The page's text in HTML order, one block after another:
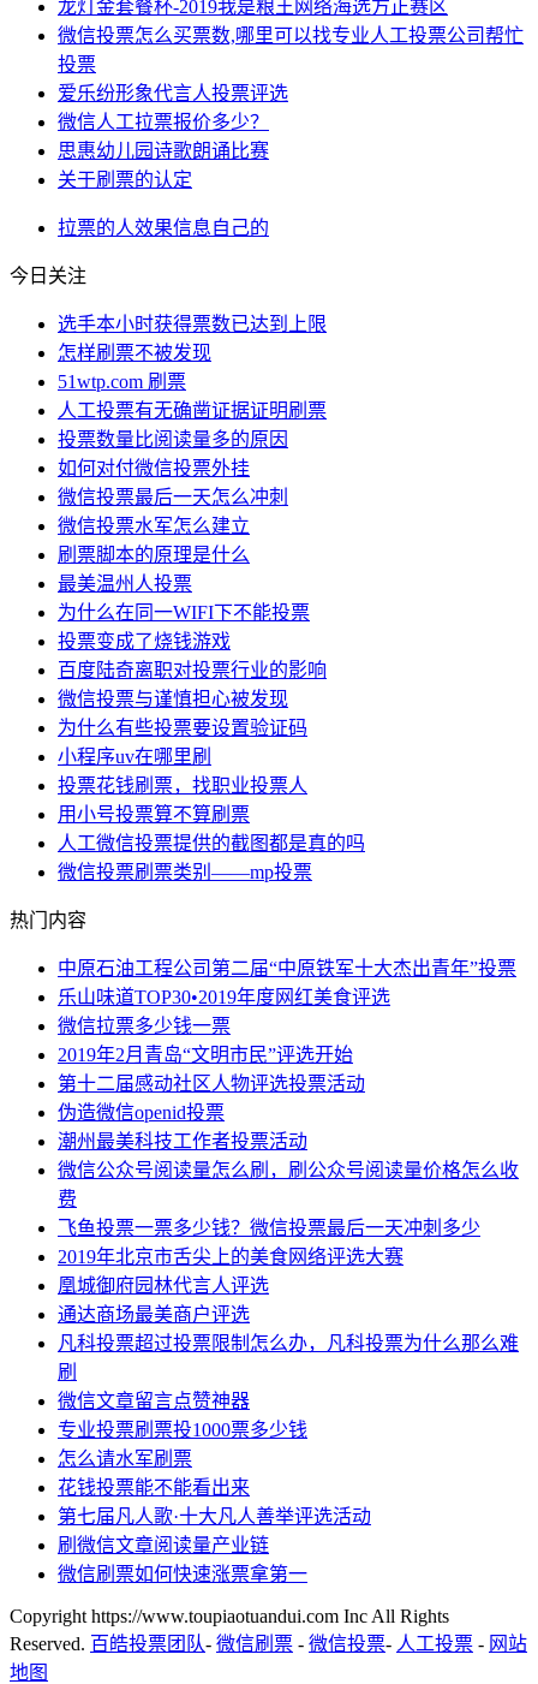
龙灯金套餐杯-2019我是粮王网络海选方正赛区
微信投票怎么买票数,哪里可以找专业人工投票公司帮忙
投票
爱乐纷形象代言人投票评选
微信人工拉票报价多少？
思惠幼儿园诗歌朗诵比赛
关于刷票的认定
拉票的人效果信息自己的
今日关注
选手本小时获得票数已达到上限
怎样刷票不被发现
51wtp.com 刷票
人工投票有无确凿证据证明刷票
投票数量比阅读量多的原因
如何对付微信投票外挂
微信投票最后一天怎么冲刺
微信投票水军怎么建立
刷票脚本的原理是什么
最美温州人投票
为什么在同一WIFI下不能投票
投票变成了烧钱游戏
百度陆奇离职对投票行业的影响
微信投票与谨慎担心被发现
为什么有些投票要设置验证码
小程序uv在哪里刷
投票花钱刷票，找职业投票人
用小号投票算不算刷票
人工微信投票提供的截图都是真的吗
微信投票刷票类别——mp投票
热门内容
中原石油工程公司第二届“中原铁军十大杰出青年”投票
乐山味道TOP30•2019年度网红美食评选
微信拉票多少钱一票
2019年2月青岛“文明市民”评选开始
第十二届感动社区人物评选投票活动
伪造微信openid投票
潮州最美科技工作者投票活动
微信公众号阅读量怎么刷，刷公众号阅读量价格怎么收
费
飞鱼投票一票多少钱？微信投票最后一天冲刺多少
2019年北京市舌尖上的美食网络评选大赛
凰城御府园林代言人评选
通达商场最美商户评选
凡科投票超过投票限制怎么办，凡科投票为什么那么难
刷
微信文章留言点赞神器
专业投票刷票投1000票多少钱
怎么请水军刷票
花钱投票能不能看出来
第七届凡人歌·十大凡人善举评选活动
刷微信文章阅读量产业链
微信刷票如何快速涨票拿第一
Copyright https://www.toupiaotuandui.com Inc All Rights
Reserved. 百皓投票团队- 微信刷票 - 微信投票- 人工投票 - 网站
地图